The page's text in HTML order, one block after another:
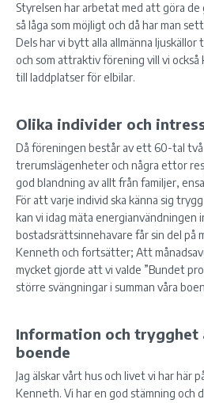
Styrelsen har arbetat med att göra de
så låga som möjligt och då har man
Dels har vi bytt alla allmänna ljuskällor
och som attraktiv förening vill vi
till laddplatser för elbilar.
Olika individer och
Då föreningen består av ett 60-tal
trerumslägenheter och några ettor
god blandning av allt från familjer,
För att varje individ ska känna sig
kan vi idag mäta energianvändningen
bostadsrättsinnehavare får sin del på
Kenneth och fortsätter; Att
mycket gjorde att vi valde ”Bundet
större svängningar i summan våra
Information och
boende
Jag älskar vårt hus och livet vi har här
Kenneth. Vi har en god stämning och